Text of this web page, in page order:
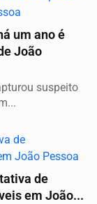
um ano é
João
suspeito
de
em João...